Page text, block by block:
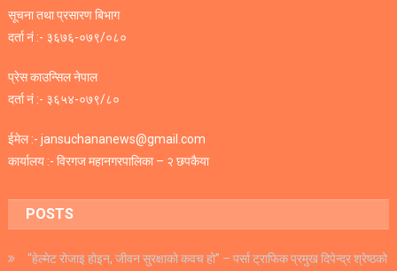
सूचना तथा प्रसारण बिभाग
दर्ता नं :- ३६७६-०७९/०८०
प्रेस काउन्सिल नेपाल
दर्ता नं :- ३६५४-०७९/८०
ईमेल :- jansuchananews@gmail.com
कार्यालय :- विरगज महानगरपालिका – २ छपकैया
POSTS
“हेल्मेट रोजाइ होइन, जीवन सुरक्षाको कवच हो” – पर्सा ट्राफिक प्रमुख दिपेन्द्र श्रेष्ठको